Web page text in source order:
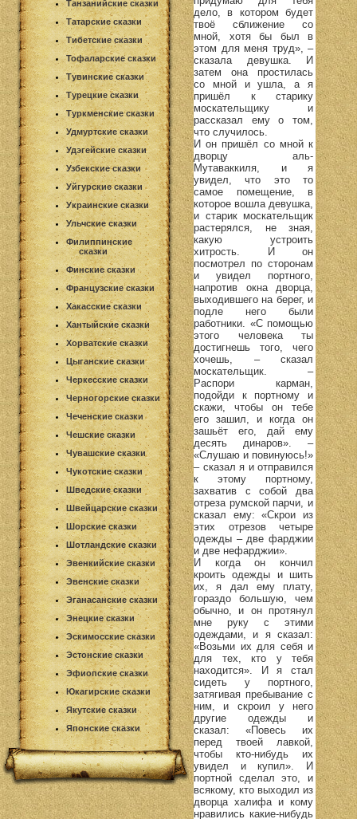
Танзанийские сказки
Татарские сказки
Тибетские сказки
Тофаларские сказки
Тувинские сказки
Турецкие сказки
Туркменские сказки
Удмуртские сказки
Удэгейские сказки
Узбекские сказки
Уйгурские сказки
Украинские сказки
Ульчские сказки
Филиппинские
сказки
Финские сказки
Французские сказки
Хакасские сказки
Хантыйские сказки
Хорватские сказки
Цыганские сказки
Черкесские сказки
Черногорские сказки
Чеченские сказки
Чешские сказки
Чувашские сказки
Чукотские сказки
Шведские сказки
Швейцарские сказки
Шорские сказки
Шотландские сказки
Эвенкийские сказки
Эвенские сказки
Эганасанские сказки
Энецкие сказки
Эскимосские сказки
Эстонские сказки
Эфиопские сказки
Юкагирские сказки
Якутские сказки
Японские сказки
дело, в котором будет
твоё сближение со
мной, хотя бы был в
этом для меня труд», –
сказала девушка. И
затем она простилась
со мной и ушла, а я
пришёл к старику
москательщику и
рассказал ему о том,
что случилось.
И он пришёл со мной к
дворцу аль-
Мутаваккиля, и я
увидел, что это то
самое помещение, в
которое вошла девушка,
и старик москательщик
растерялся, не зная,
какую устроить
хитрость. И он
посмотрел по сторонам
и увидел портного,
напротив окна дворца,
выходившего на берег, и
подле него были
работники. «С помощью
этого человека ты
достигнешь того, чего
хочешь, – сказал
москательщик. –
Распори карман,
подойди к портному и
скажи, чтобы он тебе
его зашил, и когда он
зашьёт его, дай ему
десять динаров». –
«Слушаю и повинуюсь!»
– сказал я и отправился
к этому портному,
захватив с собой два
отреза румской парчи, и
сказал ему: «Скрои из
этих отрезов четыре
одежды – две фарджии
и две нефарджии».
И когда он кончил
кроить одежды и шить
их, я дал ему плату,
гораздо большую, чем
обычно, и он протянул
мне руку с этими
одеждами, и я сказал:
«Возьми их для себя и
для тех, кто у тебя
находится». И я стал
сидеть у портного,
затягивая пребывание с
ним, и скроил у него
другие одежды и
сказал: «Повесь их
перед твоей лавкой,
чтобы кто-нибудь их
увидел и купил». И
портной сделал это, и
всякому, кто выходил из
дворца халифа и кому
нравились какие-нибудь